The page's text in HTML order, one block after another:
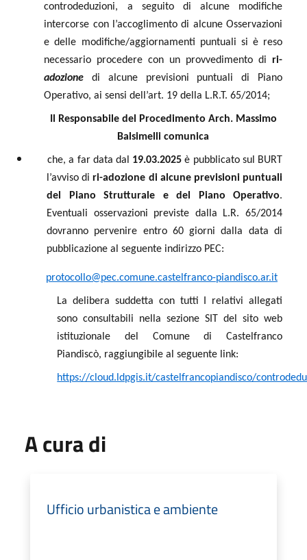
controdeduzioni, a seguito di alcune modifiche
intercorse con l’accoglimento di alcune Osservazioni
e delle modifiche/aggiornamenti puntuali si è reso
necessario procedere con un provvedimento di ri-
adozionedi alcune previsioni puntuali di Piano
Operativo, ai sensi dell’art. 19 della L.R.T. 65/2014;
Il Responsabile del Procedimento Arch. Massimo
Balsimelli comunica
che, a far data dal 19.03.2025 è pubblicato sul BURT
l’avviso diri-adozione di alcune previsioni puntuali
del Piano Strutturale e del Piano Operativo.
Eventuali osservazioni previste dalla L.R. 65/2014
dovranno pervenire entro 60 giorni dalla data di
pubblicazione al seguente indirizzo PEC:
protocollo@pec.comune.castelfranco-piandisco.ar.it
La delibera suddetta con tutti I relativi allegati
sono consultabili nella sezione SIT del sito web
istituzionale del Comune di Castelfranco
Piandiscò, raggiungibile al seguente link:
https://cloud.ldpgis.it/castelfrancopiandisco/
A cura di
Ufficio urbanistica e ambiente